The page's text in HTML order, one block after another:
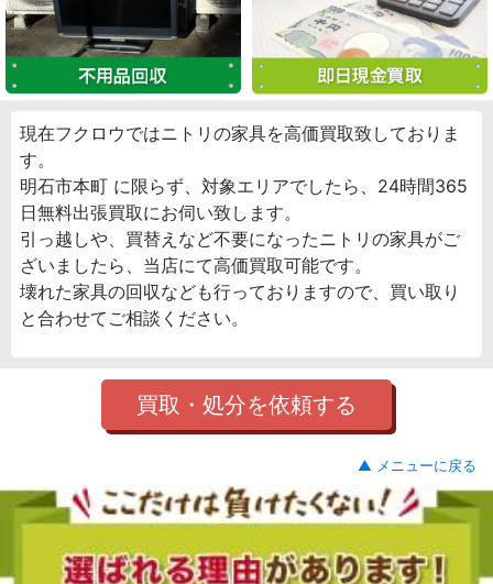
現在フクロウではニトリの家具を高価買取致しておりま
す。
明石市本町 に限らず、対象エリアでしたら、24時間365
日無料出張買取にお伺い致します。
引っ越しや、買替えなど不要になったニトリの家具がご
ざいましたら、当店にて高価買取可能です。
壊れた家具の回収なども行っておりますので、買い取り
と合わせてご相談ください。
買取・処分を依頼する
▲ メニューに戻る